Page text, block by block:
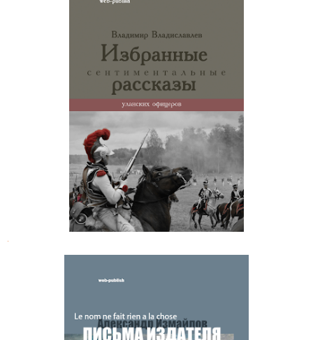
Владимир Владиславлев.
Избранное